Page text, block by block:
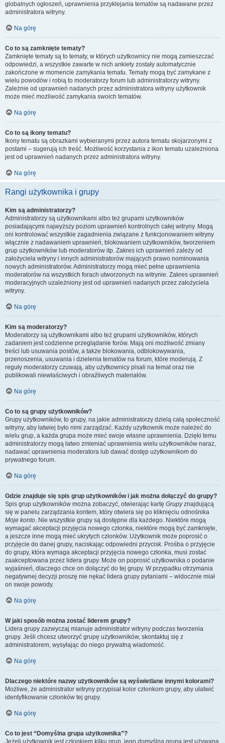
globalnych ogłoszeń, uprawnienia przyklejania tematów są nadawane przez
administratora witryny.
Na górę
Co to są zamknięte tematy?
Zamknięte tematy są to tematy, w których użytkownicy nie mogą zamieszczać
odpowiedzi, a wszystkie zawarte w nich ankiety zostały automatycznie
zakończone w momencie zamykania tematu. Tematy mogą być zamykane z
wielu powodów i robią to moderatorzy forum lub administratorzy witryny.
Zależnie od uprawnień nadanych przez administratora witryny użytkownik
może mieć możliwość zamykania swoich tematów.
Na górę
Co to są ikony tematu?
Ikony tematu są obrazkami wybieranymi przez autora tematu skojarzonymi z
postami – sugerują ich treść. Możliwość korzystania z ikon tematu uzależniona
jest od uprawnień nadanych przez administratora witryny.
Na górę
Rangi użytkownika i grupy
Kim są administratorzy?
Administratorzy są użytkownikami albo też grupami użytkowników
posiadającymi najwyższy poziom uprawnień kontrolnych całej witryny. Mogą
oni kontrolować wszystkie zagadnienia związane z funkcjonowaniem witryny
włącznie z nadawaniem uprawnień, blokowaniem użytkowników, tworzeniem
grup użytkowników lub moderatorów itp. Zakres ich uprawnień zależy od
założyciela witryny i innych administratorów mających prawo nominowania
nowych administratorów. Administratorzy mogą mieć pełne uprawnienia
moderatorów na wszystkich forach utworzonych na witrynie. Zakres uprawnień
moderacyjnych uzależniony jest od uprawnień nadanych przez założyciela
witryny.
Na górę
Kim są moderatorzy?
Moderatorzy są użytkownikami albo też grupami użytkowników, których
zadaniem jest codzienne przeglądanie forów. Mają oni możliwość zmiany
treści lub usuwania postów, a także blokowania, odblokowywania,
przenoszenia, usuwania i dzielenia tematów na forum, które moderują. Z
reguły moderatorzy czuwają, aby użytkownicy pisali na temat oraz nie
publikowali niewłaściwych i obraźliwych materiałów.
Na górę
Co to są grupy użytkowników?
Grupy użytkowników, to grupy, na jakie administratorzy dzielą całą społeczność
witryny, aby łatwiej było nimi zarządzać. Każdy użytkownik może należeć do
wielu grup, a każda grupa może mieć swoje własne uprawnienia. Dzięki temu
administratorzy mogą łatwo zmieniać uprawnienia wielu użytkowników naraz,
nadawać uprawnienia moderatora lub dawać dostęp użytkownikom do
prywatnego forum.
Na górę
Gdzie znajduje się spis grup użytkowników i jak można dołączyć do grupy?
Spis grup użytkowników można zobaczyć, otwierając kartę Grupyznajdującą
się w panelu zarządzania kontem, który otwiera się po kliknięciu odnośnika
Moje konto. Nie wszystkie grupy są dostępne dla każdego. Niektóre mogą
wymagać akceptacji przyjęcia nowego członka, niektóre mogą być zamknięte,
a jeszcze inne mogą mieć ukrytych członków. Użytkownik może poprosić o
przyjęcie do danej grupy, naciskając odpowiedni przycisk. Prośba o przyjęcie
do grupy, która wymaga akceptacji przyjęcia nowego członka, musi zostać
zaakceptowana przez lidera grupy. Może on poprosić użytkownika o podanie
wyjaśnień, dlaczego chce on dołączyć do tej grupy. W przypadku otrzymania
negatywnej decyzji proszę nie nękać lidera grupy pytaniami – widocznie miał
on swoje powody.
Na górę
W jaki sposób można zostać liderem grupy?
Lidera grupy zazwyczaj mianuje administrator witryny podczas tworzenia
grupy. Jeśli chcesz utworzyć grupę użytkowników, skontaktuj się z
administratorem, wysyłając do niego prywatną wiadomość.
Na górę
Dlaczego niektóre nazwy użytkowników są wyświetlane innymi kolorami?
Możliwe, że administrator witryny przypisał kolor członkom grupy, aby ułatwić
identyfikowanie członków tej grupy.
Na górę
Co to jest “Domyślna grupa użytkownika”?
Jeżeli użytkownik jest członkiem kilku grup, jego domyślna grupa jest używana